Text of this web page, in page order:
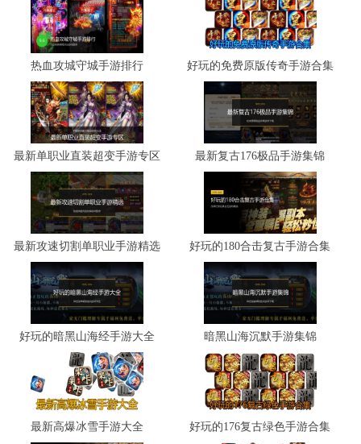
热血攻城守城手游排行 好玩的免费原版传奇手游合集
最新单职业直装超变手游专区 最新复古176极品手游集锦
最新攻速切割单职业手游精选 好玩的180合击复古手游合集
好玩的暗黑山海经手游大全 暗黑山海沉默手游集锦
最新高爆冰雪手游大全 好玩的176复古绿色手游合集